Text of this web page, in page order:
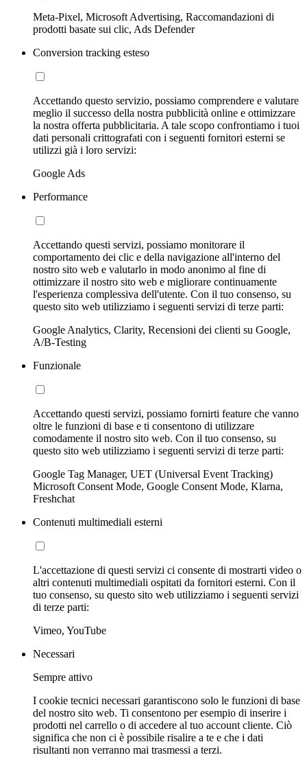
Meta-Pixel, Microsoft Advertising, Raccomandazioni di
prodotti basate sui clic, Ads Defender
Conversion tracking esteso
Accettando questo servizio, possiamo comprendere e valutare
meglio il successo della nostra pubblicità online e ottimizzare
la nostra offerta pubblicitaria. A tale scopo confrontiamo i tuoi
dati personali crittografati con i seguenti fornitori esterni se
utilizzi già i loro servizi:
Google Ads
Performance
Accettando questi servizi, possiamo monitorare il
comportamento dei clic e della navigazione all'interno del
nostro sito web e valutarlo in modo anonimo al fine di
ottimizzare il nostro sito web e migliorare continuamente
l'esperienza complessiva dell'utente. Con il tuo consenso, su
questo sito web utilizziamo i seguenti servizi di terze parti:
Google Analytics, Clarity, Recensioni dei clienti su Google,
A/B-Testing
Funzionale
Accettando questi servizi, possiamo fornirti feature che vanno
oltre le funzioni di base e ti consentono di utilizzare
comodamente il nostro sito web. Con il tuo consenso, su
questo sito web utilizziamo i seguenti servizi di terze parti:
Google Tag Manager, UET (Universal Event Tracking)
Microsoft Consent Mode, Google Consent Mode, Klarna,
Freshchat
Contenuti multimediali esterni
L'accettazione di questi servizi ci consente di mostrarti video o
altri contenuti multimediali ospitati da fornitori esterni. Con il
tuo consenso, su questo sito web utilizziamo i seguenti servizi
di terze parti:
Vimeo, YouTube
Necessari
Sempre attivo
I cookie tecnici necessari garantiscono solo le funzioni di base
del nostro sito web. Ti consentono per esempio di inserire i
prodotti nel carrello o di accedere al tuo account cliente. Ciò
significa che non ci è possibile risalire a te e che i dati
risultanti non verranno mai trasmessi a terzi.